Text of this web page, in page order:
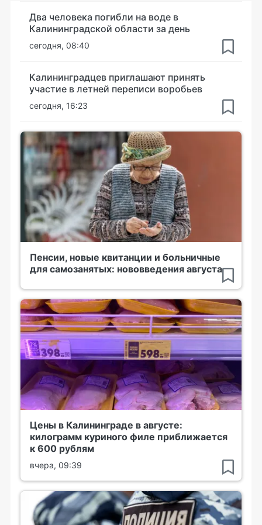
Два человека погибли на воде в
Калининградской области за день
сегодня, 08:40
Калининградцев приглашают принять
участие в летней переписи воробьев
сегодня, 16:23
Пенсии, новые квитанции и больничные
для самозанятых: нововведения августа
Цены в Калининграде в августе:
килограмм куриного филе приближается
к 600 рублям
вчера, 09:39